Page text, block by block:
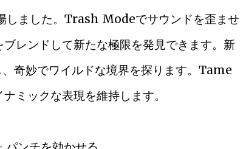
ました。Trash Modeでサウンドを歪ませ
レンドして新たな極限を発見できます。新
奇妙でワイルドな境界を探ります。Tame
ミックな表現を維持します。